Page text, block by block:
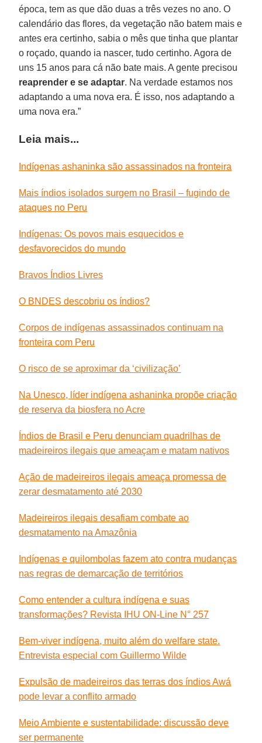
época, tem as que dão duas a três vezes no ano. O
calendário das flores, da vegetação não batem mais e
antes era certinho, sabia o mês que tinha que plantar
o roçado, quando ia nascer, tudo certinho. Agora de
uns 15 anos para cá não bate mais. A gente precisou
reaprender e se adaptar. Na verdade estamos nos
adaptando a uma nova era. É isso, nos adaptando a
uma nova era.”
Leia mais...
Indígenas ashaninka são assassinados na fronteira
Mais índios isolados surgem no Brasil – fugindo de
ataques no Peru
Indígenas: Os povos mais esquecidos e
desfavorecidos do mundo
Bravos Índios Livres
O BNDES descobriu os índios?
Corpos de indígenas assassinados continuam na
fronteira com Peru
O risco de se aproximar da ‘civilização’
Na Unesco, líder indígena ashaninka propõe criação
de reserva da biosfera no Acre
Índios de Brasil e Peru denunciam quadrilhas de
madeireiros ilegais que ameaçam e matam nativos
Ação de madeireiros ilegais ameaça promessa de
zerar desmatamento até 2030
Madeireiros ilegais desafiam combate ao
desmatamento na Amazônia
Indígenas e quilombolas fazem ato contra mudanças
nas regras de demarcação de territórios
Como entender a cultura indígena e suas
transformações? Revista IHU ON-Line N° 257
Bem-viver indígena, muito além do welfare state.
Entrevista especial com Guillermo Wilde
Expulsão de madeireiros das terras dos índios Awá
pode levar a conflito armado
Meio Ambiente e sustentabilidade: discussão deve
ser permanente